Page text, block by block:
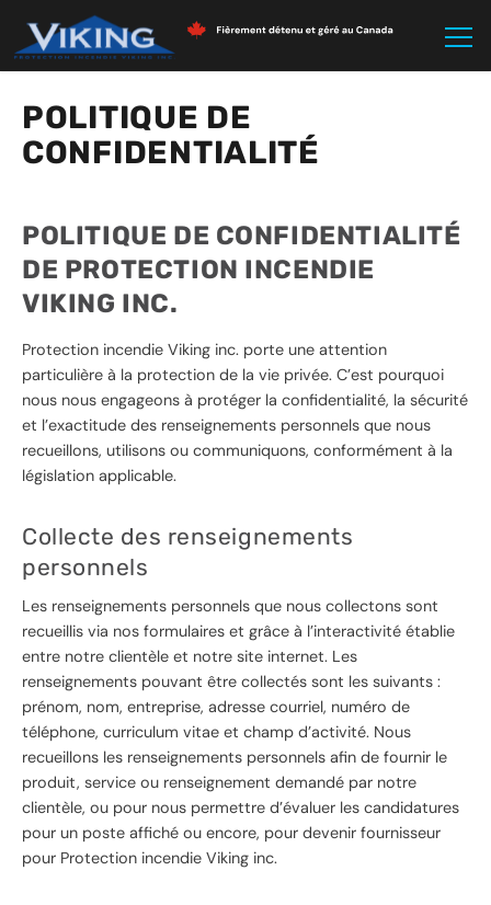
ACCUEIL - POLITIQUE DE CONFIDENTIALITÉ
POLITIQUE DE
CONFIDENTIALITÉ
POLITIQUE DE CONFIDENTIALITÉ
DE PROTECTION INCENDIE
VIKING INC.
Protection incendie Viking inc. porte une attention
particulière à la protection de la vie privée. C’est pourquoi
nous nous engageons à protéger la confidentialité, la sécurité
et l’exactitude des renseignements personnels que nous
recueillons, utilisons ou communiquons, conformément à la
législation applicable.
Collecte des renseignements
personnels
Les renseignements personnels que nous collectons sont
recueillis via nos formulaires et grâce à l’interactivité établie
entre notre clientèle et notre site internet. Les
renseignements pouvant être collectés sont les suivants :
prénom, nom, entreprise, adresse courriel, numéro de
téléphone, curriculum vitae et champ d’activité. Nous
recueillons les renseignements personnels afin de fournir le
produit, service ou renseignement demandé par notre
clientèle, ou pour nous permettre d’évaluer les candidatures
pour un poste affiché ou encore, pour devenir fournisseur
pour Protection incendie Viking inc.